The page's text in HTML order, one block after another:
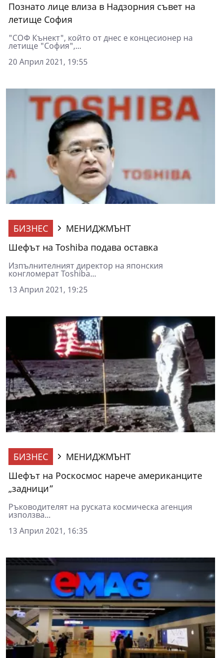
Познато лице влиза в Надзорния съвет на
летище София
"СОФ Кънект", който от днес е концесионер на
летище "София",...
20 Април 2021, 19:55
БИЗНЕС
МЕНИДЖМЪНТ
Шефът на Toshiba подава оставка
Изпълнителният директор на японския
конгломерат Toshiba...
13 Април 2021, 19:25
БИЗНЕС
МЕНИДЖМЪНТ
Шефът на Роскосмос нарече американците
„задници”
Ръководителят на руската космическа агенция
използва...
13 Април 2021, 16:35